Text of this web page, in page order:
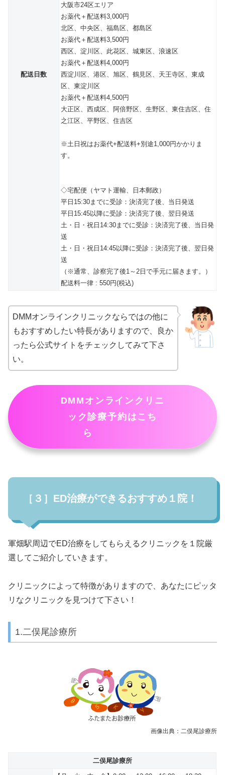
配送日数
大阪市24区エリア
お薬代＋配送料3,000円
北区、中央区、福島区、都島区
お薬代＋配送料3,500円
西区、淀川区、此花区、城東区、浪速区
お薬代＋配送料4,000円
西淀川区、港区、旭区、鶴見区、天王寺区、東成
区、東淀川区
お薬代＋配送料4,500円
大正区、西成区、阿倍野区、生野区、東住吉区、住
之江区、平野区、住吉区
※土日祝はお薬代+配送料+別途1,000円かかりま
す。
◇宅配便（ヤマト運輸、日本郵政）
平日15:30までに受診：決済完了後、当日発送
平日15:45以降に受診：決済完了後、翌日発送
土・日・祝日14:30までに受診：決済完了後、当日発
送
土・日・祝日14:45以降に受診：決済完了後、翌日発
送
（※通常、診察完了後1～2日で手元に届きます。）
配送料一律 : 550円(税込)
DMMオンラインクリニックならではの他に
もおすすめしたい特長がありますので、良か
ったら公式サイトをチェックしてみて下さ
い。
DMMオンラインクリニ
ック診療予約はこち
ら
［３］ED治療ができるおすすめ１院！
軍畑駅周辺でED治療をしてもらえるクリニックを１院厳
選してご紹介していきます。
クリニックによって特徴がありますので、あなたにピッタ
リなクリニックを見つけて下さい！
1.二俣尾診療所
画像出典：二俣尾診療所
二俣尾診療所